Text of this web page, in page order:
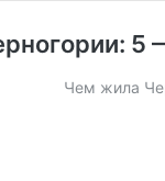
5
Чем жила